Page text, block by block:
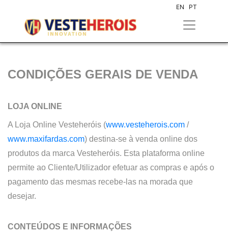
EN PT
CONDIÇÕES GERAIS DE VENDA
LOJA ONLINE
A Loja Online Vesteheróis (www.vesteherois.com /
www.maxifardas.com) destina-se à venda online dos
produtos da marca Vesteheróis. Esta plataforma online
permite ao Cliente/Utilizador efetuar as compras e após o
pagamento das mesmas recebe-las na morada que
desejar.
CONTEÚDOS E INFORMAÇÕES